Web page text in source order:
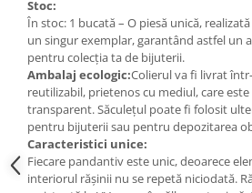
Cercei
Set bijuterii
Brățară
Bijuterii fără metal
Brățară
Bijuterii - Alte
Suport bijuterii
Stoc:
În stoc: 1 bucată – O piesă unică,
un singur exemplar, garantând astfel un
pentru colecția ta de bijuterii.
Ambalaj ecologic:Colierul va fi livrat
reutilizabil, prietenos cu mediul, care
transparent. Săculețul poate fi folosit
pentru bijuterii sau pentru depozitarea
Caracteristici unice:
Fiecare pandantiv este unic, deoarece
interiorul rășinii nu se repetă niciodată.